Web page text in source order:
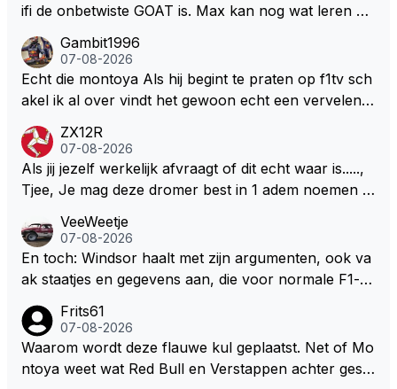
ifi de onbetwiste GOAT is. Max kan nog wat leren va
milton, hahahaha. Latifi pakt ze allemaal met de oge
n dicht met als onbetwiste nummer 2 of GOATINES
S Lawson natuurlijk 😂😂😂😂😂
Gambit1996
07-08-2026
Echt die montoya Als hij begint te praten op f1tv sch
akel ik al over vindt het gewoon echt een vervelend
weet 🤮🤮
ZX12R
07-08-2026
Als jij jezelf werkelijk afvraagt of dit echt waar is.....,
Tjee, Je mag deze dromer best in 1 adem noemen m
aar voordragen uit eigen geest. Kan mij voorstellen d
at je het leuk vindt sprookjes te luisteren maar heb jij
jezelf dan ook wel eens afgevraagd of de dappere b
ze wolff gesneden heeft?
VeeWeetje
07-08-2026
En toch: Windsor haalt met zijn argumenten, ook va
ak staatjes en gegevens aan, die voor normale F1-fa
okies made of your own dough" 🤣
Frits61
07-08-2026
Waarom wordt deze flauwe kul geplaatst. Net of Mo
ntoya weet wat Red Bull en Verstappen achter geslo